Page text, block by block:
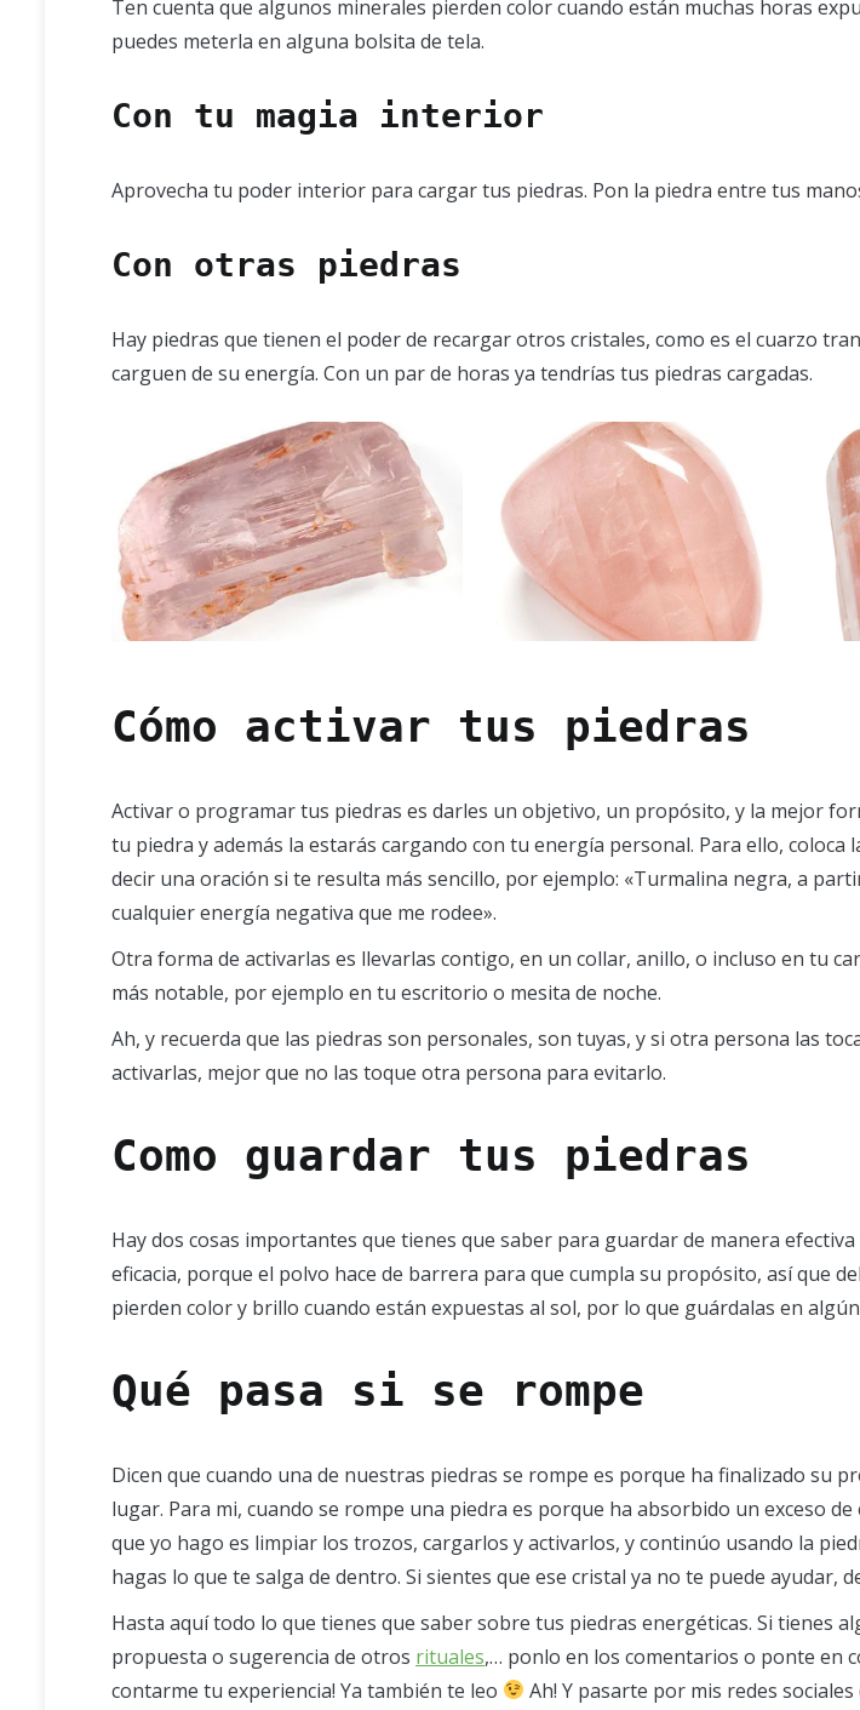
Ten cuenta que algunos minerales pierden color cuando están muchas horas
puedes meterla en alguna bolsita de tela.
Con tu magia interior
Aprovecha tu poder interior para cargar tus piedras. Pon la piedra entre tus
Con otras piedras
Hay piedras que tienen el poder de recargar otros cristales, como es el cuarzo
carguen de su energía. Con un par de horas ya tendrías tus piedras cargadas.
Cómo activar tus piedras
Activar o programar tus piedras es darles un objetivo, un propósito, y la mejor
tu piedra y además la estarás cargando con tu energía personal. Para ello,
decir una oración si te resulta más sencillo, por ejemplo: «Turmalina negra, a
cualquier energía negativa que me rodee».
Otra forma de activarlas es llevarlas contigo, en un collar, anillo, o incluso en tu
más notable, por ejemplo en tu escritorio o mesita de noche.
Ah, y recuerda que las piedras son personales, son tuyas, y si otra persona las
activarlas, mejor que no las toque otra persona para evitarlo.
Como guardar tus piedras
Hay dos cosas importantes que tienes que saber para guardar de manera
eficacia, porque el polvo hace de barrera para que cumpla su propósito, así que
pierden color y brillo cuando están expuestas al sol, por lo que guárdalas en
Qué pasa si se rompe
Dicen que cuando una de nuestras piedras se rompe es porque ha finalizado su
lugar. Para mi, cuando se rompe una piedra es porque ha absorbido un exceso
que yo hago es limpiar los trozos, cargarlos y activarlos, y continúo usando la
hagas lo que te salga de dentro. Si sientes que ese cristal ya no te puede ayudar,
Hasta aquí todo lo que tienes que saber sobre tus piedras energéticas. Si tienes
propuesta o sugerencia de otros rituales,… ponlo en los comentarios o ponte en
contarme tu experiencia! Ya también te leo
Ah! Y pasarte por mis redes